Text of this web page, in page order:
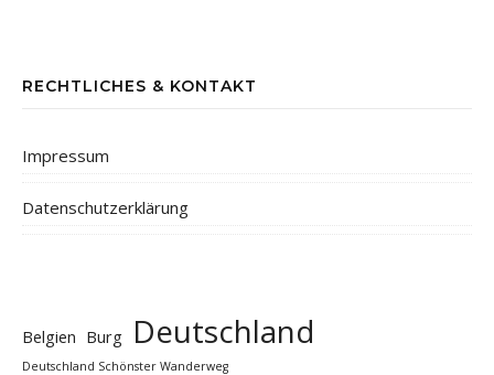
RECHTLICHES & KONTAKT
Impressum
Datenschutzerklärung
Belgien Burg Deutschland
Deutschland Schönster Wanderweg